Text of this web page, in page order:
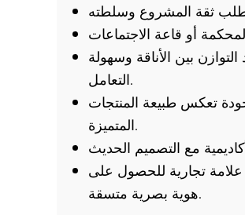
بين الأناقة وسهولة
التعامل.
تعكس طبيعة المنتجات
المتميزة.
تجارية للحصول على
هوية بصرية متسقة.